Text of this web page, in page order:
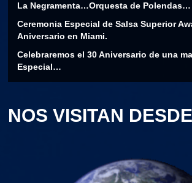
La Negramenta…Orquesta de Polendas…
Ceremonia Especial de Salsa Superior
Aniversario en Miami.
Celebraremos el 30 Aniversario de una
Especial…
NOS VISITAN DESDE